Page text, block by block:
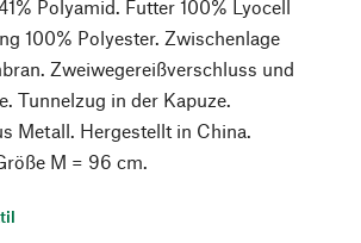
Polyamid. Futter 100% Lyocell
100% Polyester. Zwischenlage
Zweiwegereißverschluss und
Tunnelzug in der Kapuze.
Metall. Hergestellt in China.
M = 96 cm.